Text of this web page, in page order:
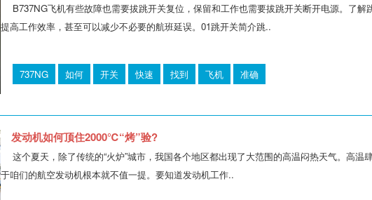
B737NG飞机有些故障也需要拔跳开关复位，保留和工作也需要拔跳开关断开电源。了
提高工作效率，甚至可以减少不必要的航班延误。01跳开关简介跳..
737NG 如何 开关 快速 找到 飞机 准确
发动机如何顶住2000℃“烤”验?
这个夏天，除了传统的“火炉”城市，我国各个地区都出现了大范围的高温闷热天气。高
于咱们的航空发动机根本就不值一提。要知道发动机工作..